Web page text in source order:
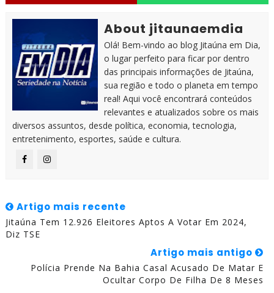
About jitaunaemdia
Olá! Bem-vindo ao blog Jitaúna em Dia,
o lugar perfeito para ficar por dentro
das principais informações de Jitaúna,
sua região e todo o planeta em tempo
real! Aqui você encontrará conteúdos
relevantes e atualizados sobre os mais
diversos assuntos, desde política, economia, tecnologia,
entretenimento, esportes, saúde e cultura.
Artigo mais recente
Jitaúna Tem 12.926 Eleitores Aptos A Votar Em 2024,
Diz TSE
Artigo mais antigo
Polícia Prende Na Bahia Casal Acusado De Matar E
Ocultar Corpo De Filha De 8 Meses